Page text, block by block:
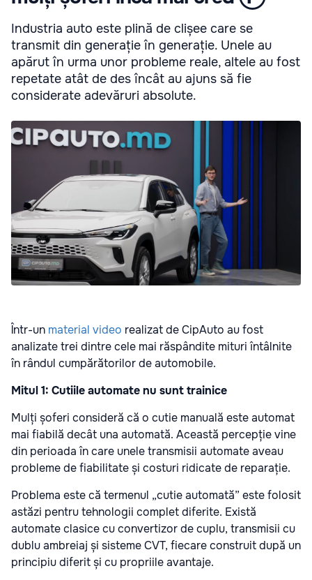
Industria auto este plină de clișee care se
transmit din generație în generație. Unele au
apărut în urma unor probleme reale, altele au fost
repetate atât de des încât au ajuns să fie
considerate adevăruri absolute.
Într-un material video realizat de CipAuto au fost
analizate trei dintre cele mai răspândite mituri întâlnite
în rândul cumpărătorilor de automobile.
Mitul 1: Cutiile automate nu sunt trainice
Mulți șoferi consideră că o cutie manuală este automat
mai fiabilă decât una automată. Această percepție vine
din perioada în care unele transmisii automate aveau
probleme de fiabilitate și costuri ridicate de reparație.
Problema este că termenul „cutie automată” este folosit
astăzi pentru tehnologii complet diferite. Există
automate clasice cu convertizor de cuplu, transmisii cu
dublu ambreiaj și sisteme CVT, fiecare construit după un
principiu diferit și cu propriile avantaje.